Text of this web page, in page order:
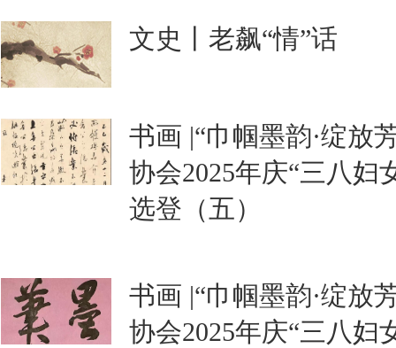
文史丨老飙“情”话
书画 |“巾帼墨韵·绽放
协会2025年庆“三八妇
选登（五）
书画 |“巾帼墨韵·绽放
协会2025年庆“三八妇